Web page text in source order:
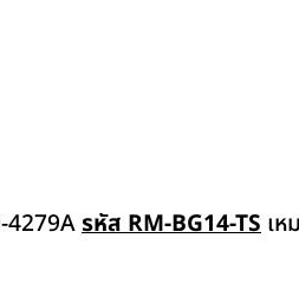
4279Aรหัส RM-BG14-TS เ